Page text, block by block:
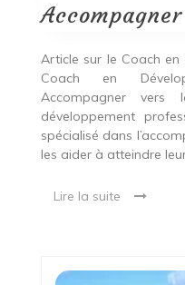
Article sur le Coach en
Coach en
Accompagner
développement
spécialisé dans
les aider à atteindre
Lire la suite